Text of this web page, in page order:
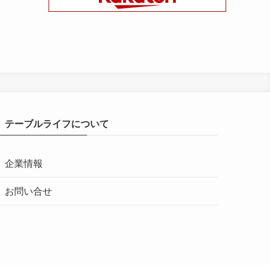
テーブルライフについて
企業情報
お問い合せ